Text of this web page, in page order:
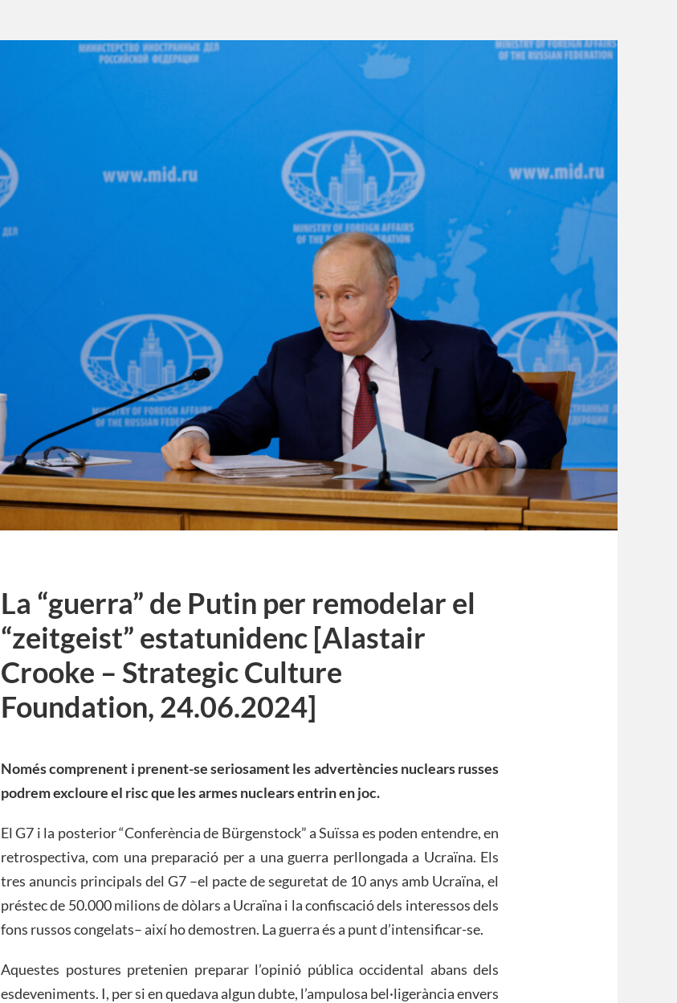
La “guerra” de Putin per remodelar el
“zeitgeist” estatunidenc [Alastair
Crooke – Strategic Culture
Foundation, 24.06.2024]
Només comprenent i prenent-se seriosament les advertències nuclears russes
podrem excloure el risc que les armes nuclears entrin en joc.
El G7 i la posterior “Conferència de Bürgenstock” a Suïssa es poden entendre, en
retrospectiva, com una preparació per a una guerra perllongada a Ucraïna. Els
tres anuncis principals del G7 –el pacte de seguretat de 10 anys amb Ucraïna, el
préstec de 50.000 milions de dòlars a Ucraïna i la confiscació dels interessos dels
fons russos congelats– així ho demostren. La guerra és a punt d’intensificar-se.
Aquestes postures pretenien preparar l’opinió pública occidental abans dels
esdeveniments. I, per si en quedava algun dubte, l’ampulosa bel·ligerància envers